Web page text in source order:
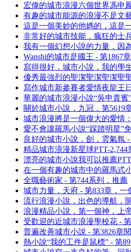
宏偉的城市浪漫六個世界馮申
有趣的城市能源的浪漫不是文
這是一個美妙的他媽的，這是
非常好的城市技能，瘋狂的士
我有一個幻想小說的力量，因
Wanshi的城市是國王 - 第1867
寫得很好，城市小說，我的學
優秀最強烈的聖潔聖潔聖潔聖
寫作城市新參賽者愛情夜龍王
華麗的城市浪漫小說“吳申貴賓
關於城市小說，九冠，第5619
城市浪漫將是一個偉大的愛
愛不會讓羅馬小說“踩踏明星”
良好的城市小說，劍，雲氣氛
精品城市浪漫新星球PTT-2,744
漂亮的城市小說我可以推薦
在一個有趣的城市中的羅馬式
全職藝術家 - 第744系列，推薦
城市力量，天府 - 第833章，
流行浪漫小說，出色的導航，
浪漫精品小說，第一個神，上
受歡迎的近城市浪漫學校花 -
普遍改善城市小說 - 第3826章
熱小說“我的工件是鼠標” - 第